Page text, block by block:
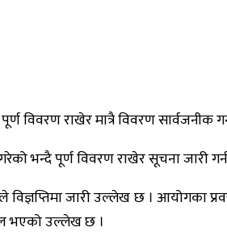
विवरण राखेर मात्रै विवरण सार्वजनीक
भन्दै पूर्ण विवरण राखेर सूचना जारी
जारी उल्लेख छ । आयोगका
भएको उल्लेख छ ।